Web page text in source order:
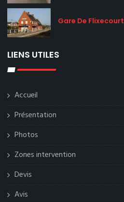
Gare De Flixecourt
LIENS UTILES
Accueil
Présentation
Photos
Zones intervention
Devis
Avis